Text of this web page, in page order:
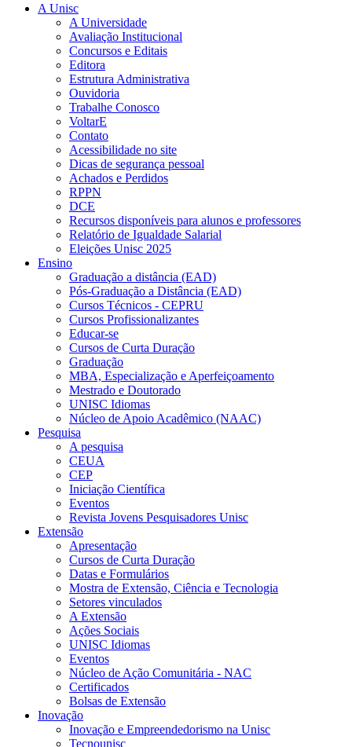
A Unisc
A Universidade
Avaliação Institucional
Concursos e Editais
Editora
Estrutura Administrativa
Ouvidoria
Trabalhe Conosco
VoltarE
Contato
Acessibilidade no site
Dicas de segurança pessoal
Achados e Perdidos
RPPN
DCE
Recursos disponíveis para alunos e professores
Relatório de Igualdade Salarial
Eleições Unisc 2025
Ensino
Graduação a distância (EAD)
Pós-Graduação a Distância (EAD)
Cursos Técnicos - CEPRU
Cursos Profissionalizantes
Educar-se
Cursos de Curta Duração
Graduação
MBA, Especialização e Aperfeiçoamento
Mestrado e Doutorado
UNISC Idiomas
Núcleo de Apoio Acadêmico (NAAC)
Pesquisa
A pesquisa
CEUA
CEP
Iniciação Científica
Eventos
Revista Jovens Pesquisadores Unisc
Extensão
Apresentação
Cursos de Curta Duração
Datas e Formulários
Mostra de Extensão, Ciência e Tecnologia
Setores vinculados
A Extensão
Ações Sociais
UNISC Idiomas
Eventos
Núcleo de Ação Comunitária - NAC
Certificados
Bolsas de Extensão
Inovação
Inovação e Empreendedorismo na Unisc
Tecnounisc